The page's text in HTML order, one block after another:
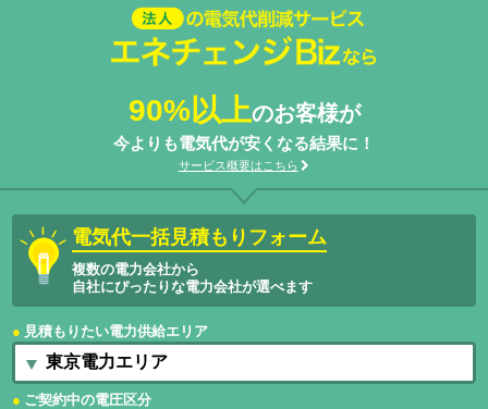
法人の電気代削減サービスエネ
チェンジ Biz
90%以上のお客様が
今よりも電気代が安くなる結果に！
サービス概要はこちら
電気代一括見積もりフォーム
複数の電力会社から
自社にぴったりな電力会社が選べます
見積もりたい電力供給エリア
ご契約中の電圧区分